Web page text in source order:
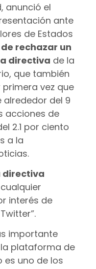
anunció el
ante
de Estados
rechazar un
directiva de la
que también
primera vez que
del 9
acciones de
2.1 por ciento
a la
directiva
interés de
importante
plataforma de
es uno de los